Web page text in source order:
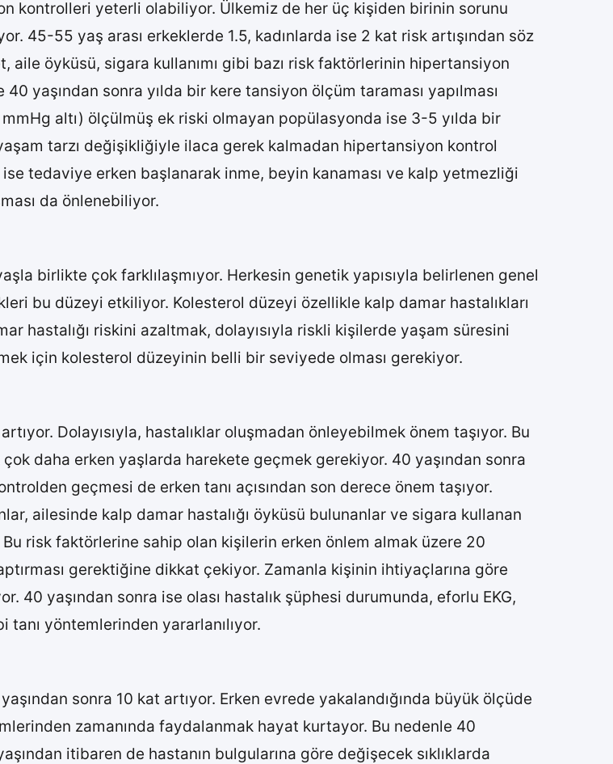
kontrolleri yeterli olabiliyor. Ülkemiz de her üç kişiden birinin sorunu
45-55 yaş arası erkeklerde 1.5, kadınlarda ise 2 kat risk artışından söz
öyküsü, sigara kullanımı gibi bazı risk faktörlerinin hipertansiyon
yaşından sonra yılda bir kere tansiyon ölçüm taraması yapılması
altı) ölçülmüş ek riski olmayan popülasyonda ise 3-5 yılda bir
tarzı değişikliğiyle ilaca gerek kalmadan hipertansiyon kontrol
tedaviye erken başlanarak inme, beyin kanaması ve kalp yetmezliği
da önlenebiliyor.
birlikte çok farklılaşmıyor. Herkesin genetik yapısıyla belirlenen genel
bu düzeyi etkiliyor. Kolesterol düzeyi özellikle kalp damar hastalıkları
hastalığı riskini azaltmak, dolayısıyla riskli kişilerde yaşam süresini
için kolesterol düzeyinin belli bir seviyede olması gerekiyor.
Dolayısıyla, hastalıklar oluşmadan önleyebilmek önem taşıyor. Bu
daha erken yaşlarda harekete geçmek gerekiyor. 40 yaşından sonra
geçmesi de erken tanı açısından son derece önem taşıyor.
ailesinde kalp damar hastalığı öyküsü bulunanlar ve sigara kullanan
Bu risk faktörlerine sahip olan kişilerin erken önlem almak üzere 20
gerektiğine dikkat çekiyor. Zamanla kişinin ihtiyaçlarına göre
40 yaşından sonra ise olası hastalık şüphesi durumunda, eforlu EKG,
yöntemlerinden yararlanılıyor.
sonra 10 kat artıyor. Erken evrede yakalandığında büyük ölçüde
zamanında faydalanmak hayat kurtayor. Bu nedenle 40
itibaren de hastanın bulgularına göre değişecek sıklıklarda